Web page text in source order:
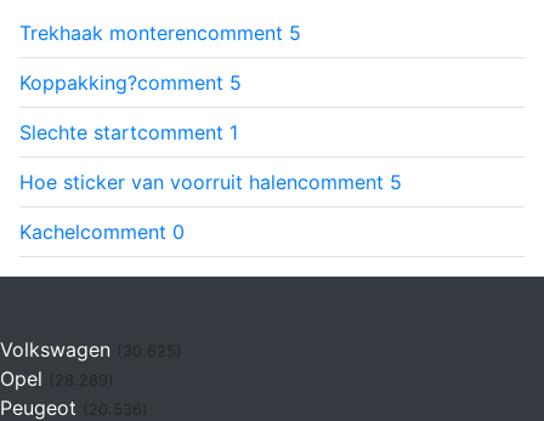
Trekhaak monterencomment 5
Koppakking?comment 5
Slechte startcomment 1
Hoe sticker van voorruit halencomment 5
Kachelcomment 0
Volkswagen (30.625)
Opel
Peugeot (20.536)